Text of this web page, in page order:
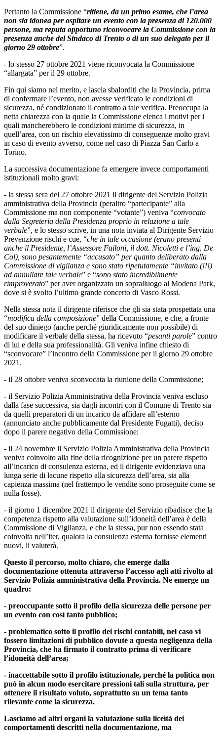
Pertanto la Commissione “ritiene, da un primo esame, che l’area
non sia idonea per ospitare un evento con la presenza di 120.000
persone, ma reputa opportuno riconvocare la Commissione con la
presenza anche del Sindaco di Trento o di un suo delegato per il
giorno 29 ottobre”.
- lo stesso 27 ottobre 2021 viene riconvocata la Commissione
“allargata” per il 29 ottobre.
Fin qui siamo nel merito, e lascia sbalorditi che la Provincia, prima
di confermare l’evento, non avesse verificato le condizioni di
sicurezza, né condizionato il contratto a tale verifica. Preoccupa la
netta chiarezza con la quale la Commissione elenca i motivi per i
quali mancherebbero le condizioni minime di sicurezza, in
quell’area, con un rischio elevatissimo di conseguenze molto gravi
in caso di evento avverso, come nel caso di Piazza San Carlo a
Torino.
La successiva documentazione fa emergere invece comportamenti
istituzionali molto gravi:
- la stessa sera del 27 ottobre 2021 il dirigente del Servizio Polizia
amministrativa della Provincia (peraltro “partecipante” alla
Commissione ma non componente “votante”) veniva “convocato
dalla Segreteria della Presidenza proprio in relazione a tale
verbale”, e lo stesso scrive, in una nota inviata al Dirigente Servizio
Prevenzione rischi e cue, “che in tale occasione (erano presenti
anche il Presidente, l’Assessore Failoni, il dott. Nicoletti e l’ing. De
Col), sono pesantemente “accusato” per quanto deliberato dalla
Commissione di vigilanza e sono stato ripetutamente “invitato (!!!)
ad annullare tale verbale” e “sono stato incredibilmente
rimproverato” per aver organizzato un sopralluogo al Modena Park,
dove si è svolto l’ultimo grande concerto di Vasco Rossi.
Nella stessa nota il dirigente riferisce che gli sia stata prospettata una
“modifica della composizione” della Commissione, e che, a fronte
del suo diniego (anche perché giuridicamente non possibile) di
modificare il verbale della stessa, ha ricevuto “pesanti parole” contro
di lui e della sua professionalità. Gli veniva infine chiesto di
“sconvocare” l’incontro della Commissione per il giorno 29 ottobre
2021.
- il 28 ottobre veniva sconvocata la riunione della Commissione;
- il Servizio Polizia Amministrativa della Provincia veniva escluso
dalla fase successiva, sia dagli incontri con il Comune di Trento sia
da quelli preparatori di un incarico da affidare all’esterno
(annunciato anche pubblicamente dal Presidente Fugatti), deciso
dopo il parere negativo della Commissione;
- il 24 novembre il Servizio Polizia Amministrativa della Provincia
veniva coinvolto alla fine della ricognizione per un parere rispetto
all’incarico di consulenza esterna, ed il dirigente evidenziava una
lunga serie di lacune rispetto alla sicurezza dell’area, sia alla
capienza massima (nel frattempo le vendite sono proseguite come se
nulla fosse).
- il giorno 1 dicembre 2021 il dirigente del Servizio ribadisce che la
competenza rispetto alla valutazione sull’idoneità dell’area è della
Commissione di Vigilanza, e che la stessa, pur non essendo stata
coinvolta nell’iter, qualora la consulenza esterna fornisse elementi
nuovi, li valuterà.
Questo il percorso, molto chiaro, che emerge dalla
documentazione ottenuta attraverso l’accesso agli atti rivolto al
Servizio Polizia amministrativa della Provincia. Ne emerge un
quadro:
- preoccupante sotto il profilo della sicurezza delle persone per
un evento con così tanto pubblico;
- problematico sotto il profilo dei rischi contabili, nel caso vi
fossero limitazioni di pubblico dovute a questa negligenza della
Provincia, che ha firmato il contratto prima di verificare
l’idoneità dell’area;
- inaccettabile sotto il profilo istituzionale, perché la politica non
può in alcun modo esercitare pressioni tali sulla struttura, per
ottenere il risultato voluto, soprattutto su un tema tanto
rilevante come la sicurezza.
Lasciamo ad altri organi la valutazione sulla liceità dei
comportamenti descritti nella documentazione, ma